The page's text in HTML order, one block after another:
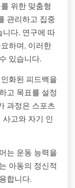
위한 맞춤형
관리하고 집중
니다. 연구에 따
하며, 이러한
있습니다.
화된 피드백을
고 목표를 설정
과정은 스포츠
고와 자기 인
는 운동 능력을
아동의 정신적
합니다.